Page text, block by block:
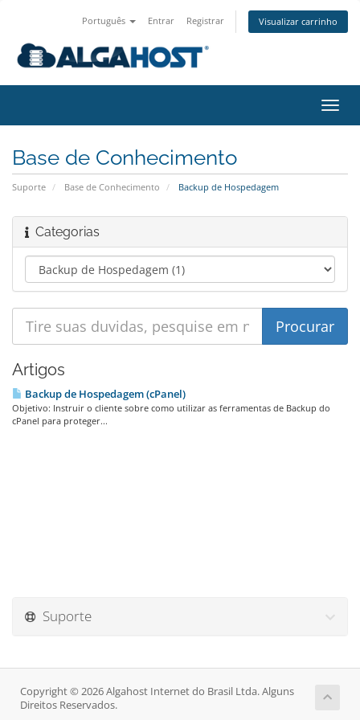
Português Entrar Registrar Visualizar carrinho
Base de Conhecimento
Suporte Base de Conhecimento Backup de Hospedagem
Categorias
Artigos
Backup de Hospedagem (cPanel)
Objetivo: Instruir o cliente sobre como utilizar as ferramentas de Backup do
cPanel para proteger...
Suporte
Copyright © 2026 Algahost Internet do Brasil Ltda. Alguns
Direitos Reservados.